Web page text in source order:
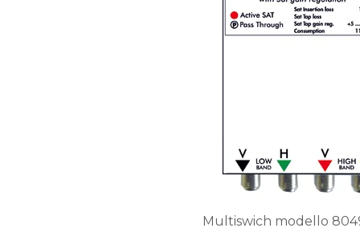
Multiswich modello